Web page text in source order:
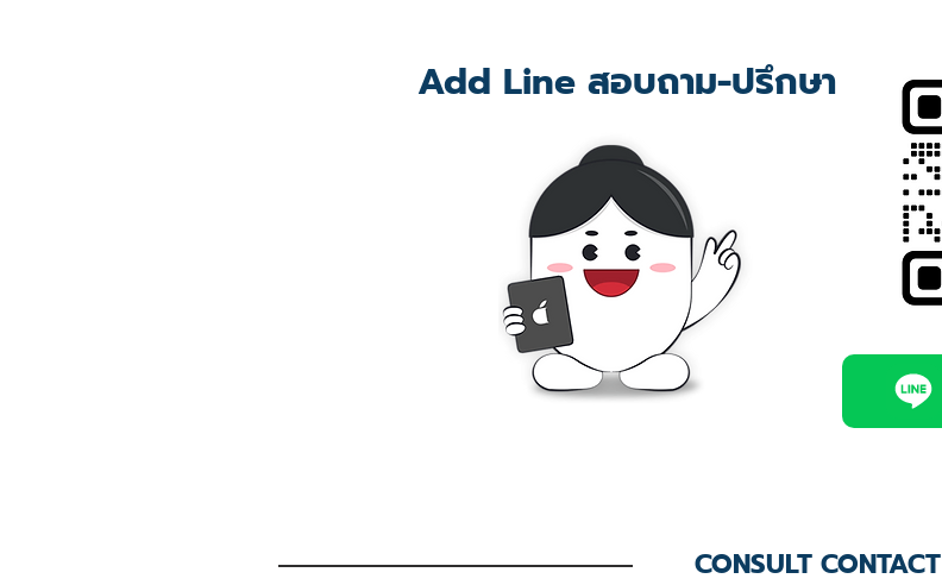
Add Line สอบถาม-ปรึกษา
CONSULT CONTACT